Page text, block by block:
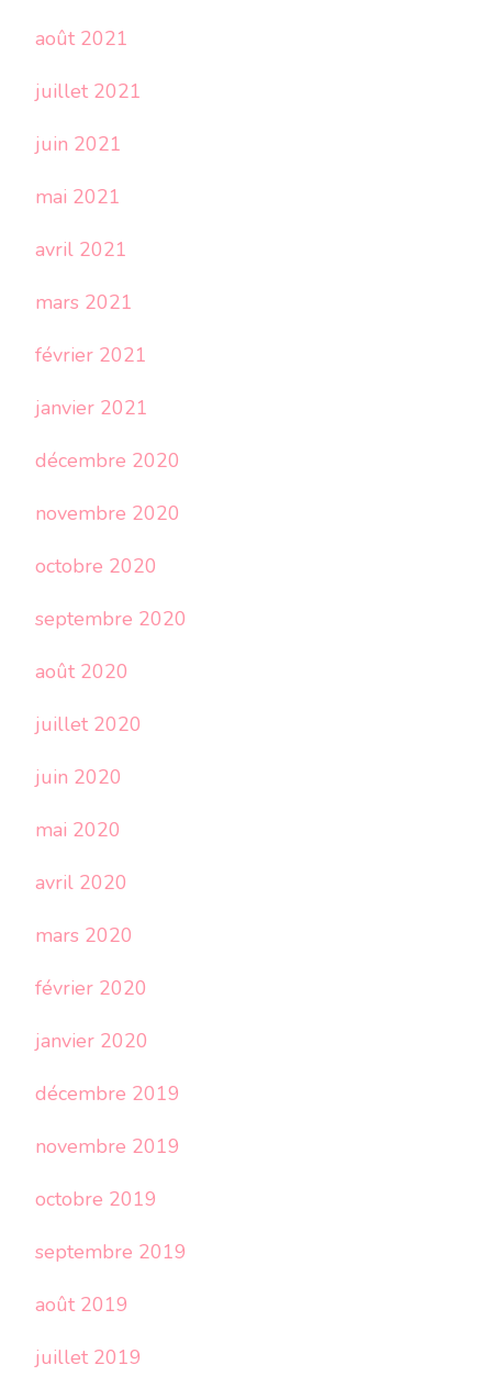
août 2021
juillet 2021
juin 2021
mai 2021
avril 2021
mars 2021
février 2021
janvier 2021
décembre 2020
novembre 2020
octobre 2020
septembre 2020
août 2020
juillet 2020
juin 2020
mai 2020
avril 2020
mars 2020
février 2020
janvier 2020
décembre 2019
novembre 2019
octobre 2019
septembre 2019
août 2019
juillet 2019